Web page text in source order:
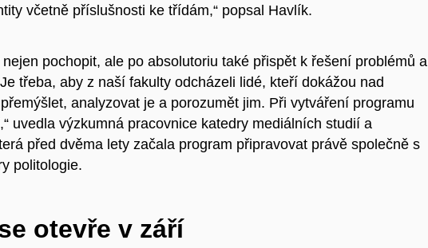
včetně příslušnosti ke třídám,“ popsal Havlík.
pochopit, ale po absolutoriu také přispět k řešení problémů a
třeba, aby z naší fakulty odcházeli lidé, kteří dokážou nad
analyzovat je a porozumět jim. Při vytváření programu
uvedla výzkumná pracovnice katedry mediálních studií a
před dvěma lety začala program připravovat právě společně s
politologie.
otevře v září